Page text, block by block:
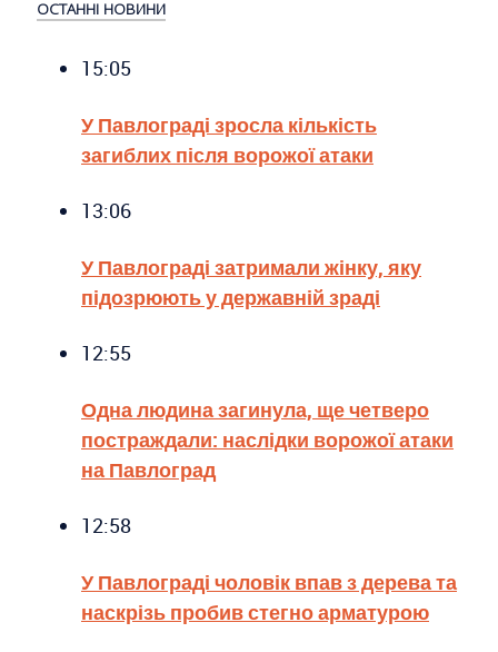
ОСТАННІ НОВИНИ
15:05
У Павлограді зросла кількість
загиблих після ворожої атаки
13:06
У Павлограді затримали жінку, яку
підозрюють у державній зраді
12:55
Одна людина загинула, ще четверо
постраждали: наслідки ворожої атаки
на Павлоград
12:58
У Павлограді чоловік впав з дерева та
наскрізь пробив стегно арматурою